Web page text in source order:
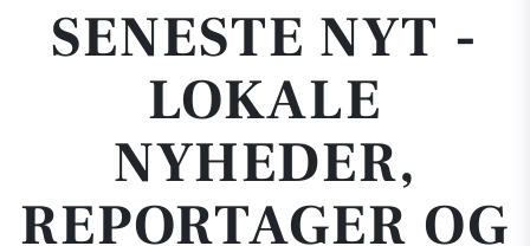
SENESTE NYT -
LOKALE
NYHEDER,
REPORTAGER OG